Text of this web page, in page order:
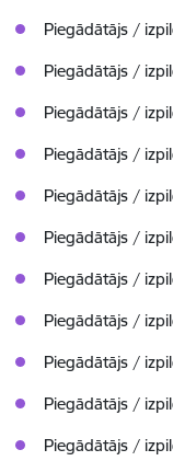
Piegādātājs /
Piegādātājs /
Piegādātājs /
Piegādātājs /
Piegādātājs /
Piegādātājs /
Piegādātājs /
Piegādātājs /
Piegādātājs /
Piegādātājs /
Piegādātājs /